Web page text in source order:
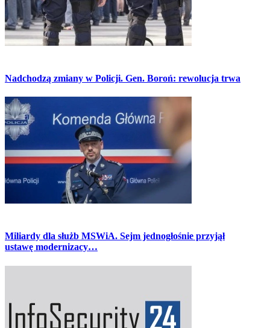
Nadchodzą zmiany w Policji. Gen. Boroń: rewolucja trwa
Miliardy dla służb MSWiA. Sejm jednogłośnie przyjął
ustawę modernizacy…